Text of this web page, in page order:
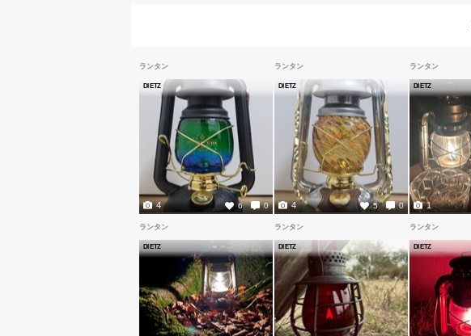
ランタン
DIETZ
6 0
4
ランタン
DIETZ
5 0
4
ランタン
DIETZ
1
ランタン
DIETZ
ランタン
DIETZ
ランタン
DIETZ